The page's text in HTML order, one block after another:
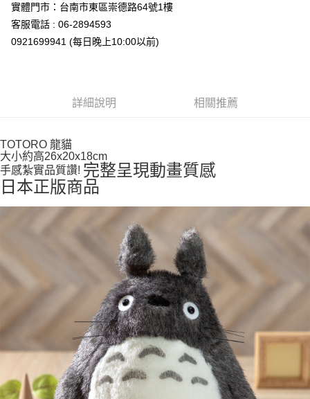
運送方式
全家取貨付款
每筆NT$65，滿NT$999(含以上)免運費
每筆NT$65，滿NT$999(含以上)免運費
付款後7-11取貨
每筆NT$65，滿NT$999(含以上)免運費
每筆NT$100，滿NT$999(含以上)免運費
實體門市：台南市東區崇德路64號1樓
客服電話 : 06-2894593
0921699941 (每日晚上10:00以前)
詳細說明 相關推薦
TOTORO 龍貓
大小約高26x20x18cm
手感紮實品質讚! 完整呈現動畫質感
日本正版商品